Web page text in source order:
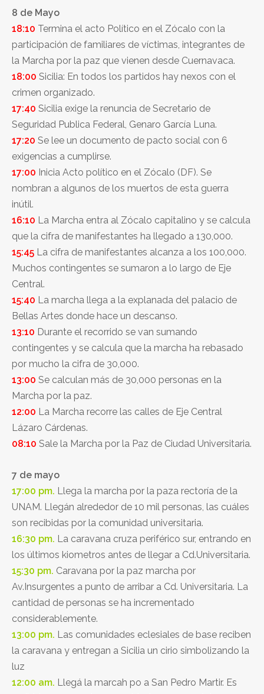
8 de Mayo
18:10 Termina el acto Político en el Zócalo con la
participación de familiares de víctimas, integrantes de
la Marcha por la paz que vienen desde Cuernavaca.
18:00 Sicilia: En todos los partidos hay nexos con el
crimen organizado.
17:40 Sicilia exige la renuncia de Secretario de
Seguridad Publica Federal, Genaro García Luna.
17:20 Se lee un documento de pacto social con 6
exigencias a cumplirse.
17:00 Inicia Acto político en el Zócalo (DF). Se
nombran a algunos de los muertos de esta guerra
inútil.
16:10 La Marcha entra al Zócalo capitalino y se calcula
que la cifra de manifestantes ha llegado a 130,000.
15:45 La cifra de manifestantes alcanza a los 100,000.
Muchos contingentes se sumaron a lo largo de Eje
Central.
15:40 La marcha llega a la explanada del palacio de
Bellas Artes donde hace un descanso.
13:10 Durante el recorrido se van sumando
contingentes y se calcula que la marcha ha rebasado
por mucho la cifra de 30,000.
13:00 Se calculan más de 30,000 personas en la
Marcha por la paz.
12:00 La Marcha recorre las calles de Eje Central
Lázaro Cárdenas.
08:10 Sale la Marcha por la Paz de Ciudad Universitaria.
7 de mayo
17:00 pm. Llega la marcha por la paza rectoría de la
UNAM. Llegán alrededor de 10 mil personas, las cuáles
son recibidas por la comunidad universitaria.
16:30 pm. La caravana cruza periférico sur, entrando en
los últimos kiometros antes de llegar a Cd.Universitaria.
15:30 pm. Caravana por la paz marcha por
Av.Insurgentes a punto de arribar a Cd. Universitaria. La
cantidad de personas se ha incrementado
considerablemente.
13:00 pm. Las comunidades eclesiales de base reciben
la caravana y entregan a Sicilia un cirio simbolizando la
luz
12:00 am. Llegá la marcah po a San Pedro Martir. Es